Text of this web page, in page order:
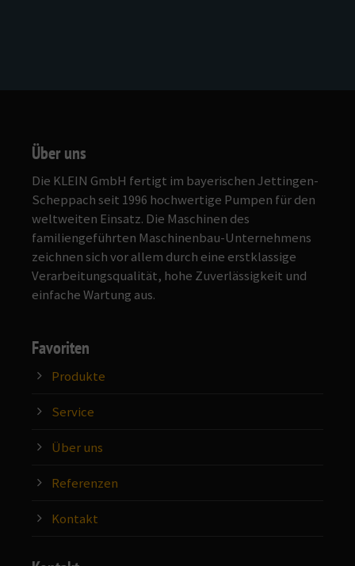
Über uns
Die KLEIN GmbH fertigt im bayeri‍schen Jettingen-
Scheppach seit 1996 hochwertige Pumpen für den
weltweiten Einsatz. Die Maschinen des
familiengeführten Maschinenbau-Unternehmens
zeichnen sich vor allem durch eine erstklassige
Verarbeitungsqualität, hohe Zuverlässigkeit und
einfache Wartung aus.
Favoriten
Produkte
Service
Über uns
Referenzen
Kontakt